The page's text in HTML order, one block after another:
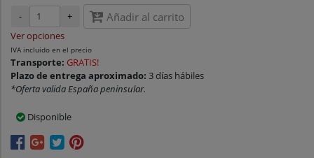
- + Añadir al carrito
Ver opciones
IVA incluido en el precio
Transporte: GRATIS!
Plazo de entrega aproximado: 3 días hábiles
*Oferta valida España peninsular.
Disponible